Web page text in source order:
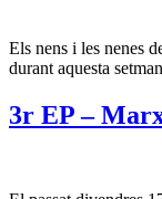
Els nens i les nenes
durant aquesta
3r EP –